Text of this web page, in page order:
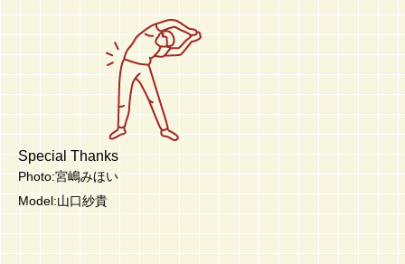
Special Thanks
Photo:宮嶋みほい
Model:山口紗貴